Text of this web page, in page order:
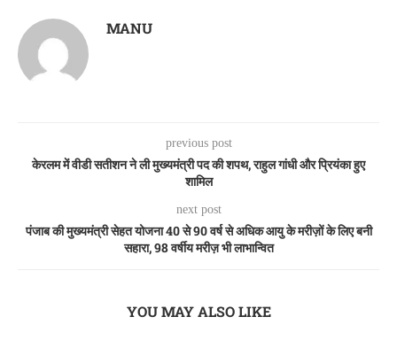
MANU
previous post
केरलम में वीडी सतीशन ने ली मुख्यमंत्री पद की शपथ, राहुल गांधी और प्रियंका हुए
शामिल
next post
पंजाब की मुख्यमंत्री सेहत योजना 40 से 90 वर्ष से अधिक आयु के मरीज़ों के लिए बनी
सहारा, 98 वर्षीय मरीज़ भी लाभान्वित
YOU MAY ALSO LIKE